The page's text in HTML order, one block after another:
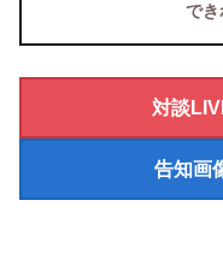
でき
対談
告知画